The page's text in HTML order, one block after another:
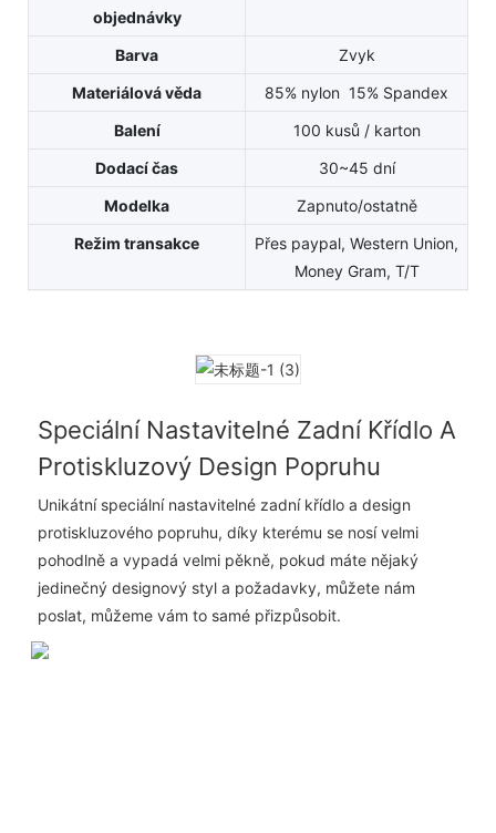
objednávky
Barva
Zvyk
Materiálová věda
85% nylon 15% Spandex
Balení
100 kusů / karton
Dodací čas
30~45 dní
Modelka
Zapnuto/ostatně
Režim transakce
Přes paypal, Western Union,
Money Gram, T/T
Speciální Nastavitelné Zadní Křídlo A
Protiskluzový Design Popruhu
Unikátní speciální nastavitelné zadní křídlo a design
protiskluzového popruhu, díky kterému se nosí velmi
pohodlně a vypadá velmi pěkně, pokud máte nějaký
jedinečný designový styl a požadavky, můžete nám
poslat, můžeme vám to samé přizpůsobit.